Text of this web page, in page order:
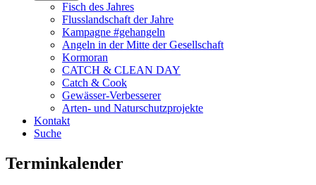
Fisch des Jahres
Flusslandschaft der Jahre
Kampagne #gehangeln
Angeln in der Mitte der Gesellschaft
Kormoran
CATCH & CLEAN DAY
Catch & Cook
Gewässer-Verbesserer
Arten- und Naturschutzprojekte
Kontakt
Suche
Terminkalender